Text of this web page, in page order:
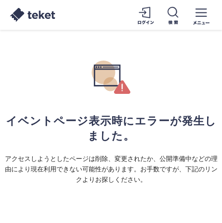
イベントページ表示時にエラーが発生し
ました。
アクセスしようとしたページは削除、変更されたか、公開準備中などの理
由により現在利用できない可能性があります。お手数ですが、下記のリン
クよりお探しください。